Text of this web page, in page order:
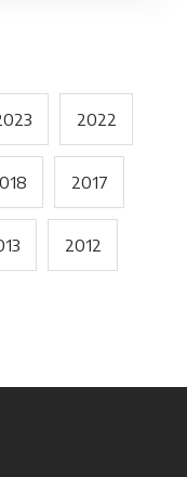
2022
2017
2012